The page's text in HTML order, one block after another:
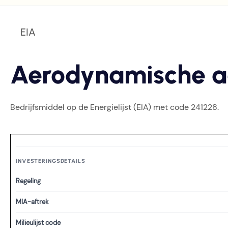
EIA
Aerodynamische
Bedrijfsmiddel op de Energielijst (EIA) met code 241228.
INVESTERINGSDETAILS
Regeling
MIA-aftrek
Milieulijst code